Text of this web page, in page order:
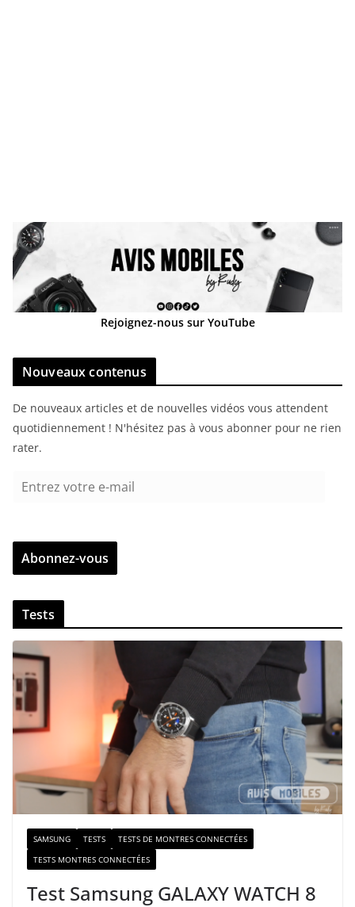
Rejoignez-nous sur YouTube
Nouveaux contenus
De nouveaux articles et de nouvelles vidéos vous attendent
quotidiennement ! N'hésitez pas à vous abonner pour ne rien
rater.
r
z
v
t
r
e
e
m
i
Abonnez-vous
Tests
SAMSUNG TESTS
TESTS DE MONTRES CONNECTÉES
TESTS MONTRES CONNECTÉES
Test Samsung GALAXY WATCH 8